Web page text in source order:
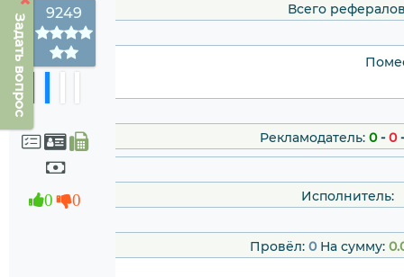
Задать вопрос 9249
0 0
Всего
Рекламодатель: 0-0
Исполнитель:
Провёл: 0На сумму: